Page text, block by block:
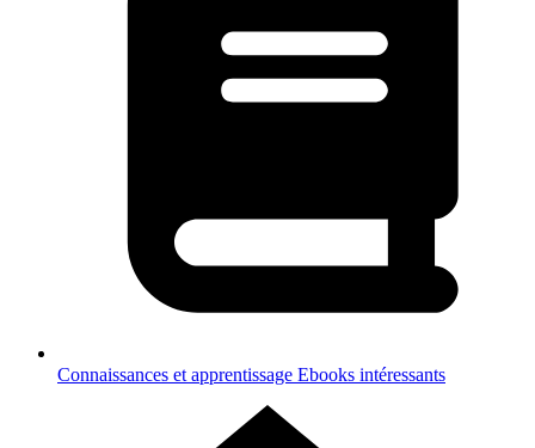
Connaissances et apprentissage Ebooks intéressants